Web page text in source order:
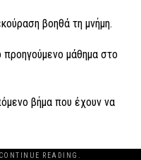
βοηθά τη μνήμη.
μάθημα στο
βήμα που έχουν να
READING.